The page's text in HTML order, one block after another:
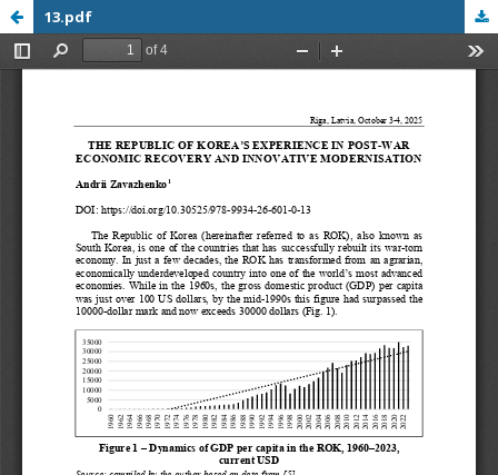
13.pdf